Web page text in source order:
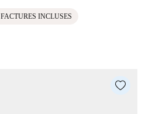
FACTURES INCLUSES